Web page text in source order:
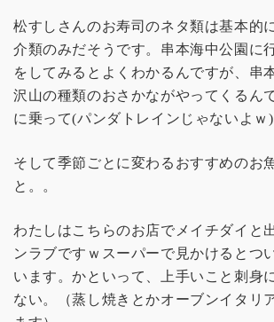
松すしさんのお寿司のネタ類は基本的
介類のみだそうです。串本海中公園に
をしてみるとよくわかるんですが、串
沢山の種類のおさかながやってくるん
に乗って(パンダトレインじゃないよｗ)
そして季節ごとに変わるおすすめのお
と。。
わたしはこちらのお店でメイチダイと
ンラブですｗスーパーで見かけるとつ
います。かといって、上手いこと刺身
ない。（蒸し焼きとかオーブンイタリ